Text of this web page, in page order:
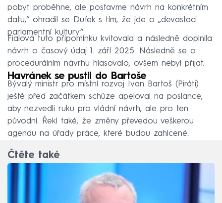
pobyt proběhne, ale postavme návrh na konkrétním
datu,“ ohradil se Dufek s tím, že jde o „devastaci
parlamentní kultury“.
Fialová tuto připomínku kvitovala a následně doplnila
návrh o časový údaj 1. září 2025. Následně se o
procedurálním návrhu hlasovalo, ovšem nebyl přijat.
Havránek se pustil do Bartoše
Bývalý ministr pro místní rozvoj Ivan Bartoš (Piráti)
ještě před začátkem schůze apeloval na poslance,
aby nezvedli ruku pro vládní návrh, ale pro ten
původní. Řekl také, že změny převedou veškerou
agendu na úřady práce, které budou zahlcené.
Čtěte také